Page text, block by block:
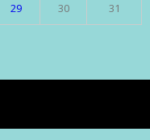
29 30 31